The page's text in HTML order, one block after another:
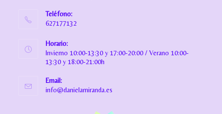
Teléfono:
627177132
Horario:
Invierno 10:00-13:30 y 17:00-20:00 / Verano 10:00-
13:30 y 18:00-21:00h
Email:
info@danielamiranda.es